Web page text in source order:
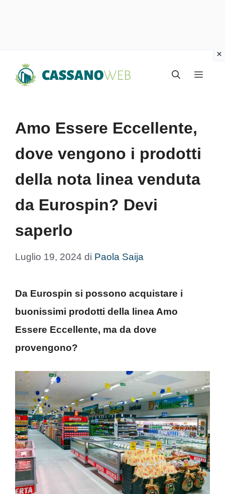
Menu
Amo Essere Eccellente,
dove vengono i prodotti
della nota linea venduta
da Eurospin? Devi
saperlo
Luglio 19, 2024 di Paola Saija
Da Eurospin si possono acquistare i
buonissimi prodotti della linea Amo
Essere Eccellente, ma da dove
provengono?